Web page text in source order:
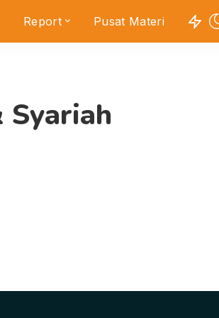
Report Pusat Materi
Syariah